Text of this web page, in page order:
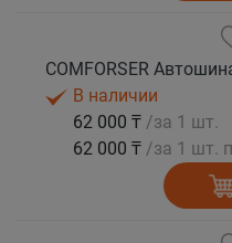
В наличии
62 000 ₸ /за 1 шт.
62 000 ₸ /за 1 шт.